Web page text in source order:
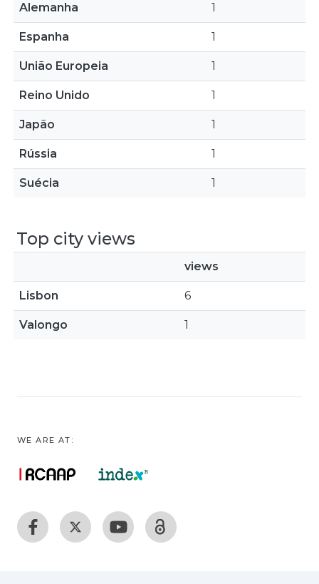
Alemanha 1
Espanha 1
União Europeia 1
Reino Unido 1
Japão 1
Rússia 1
Suécia 1
Top city views
views
Lisbon 6
Valongo 1
WE ARE AT: